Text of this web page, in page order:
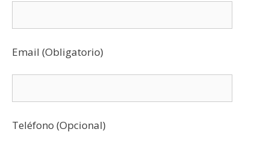
Email (Obligatorio)
Teléfono (Opcional)